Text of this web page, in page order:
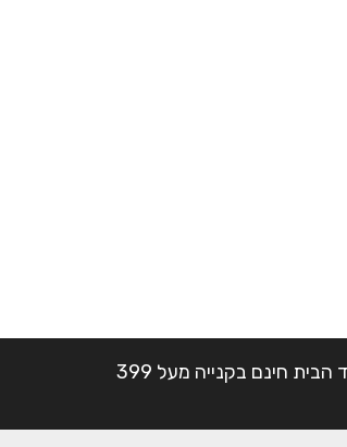
שליח עד הבית חינם בקנייה מעל 399